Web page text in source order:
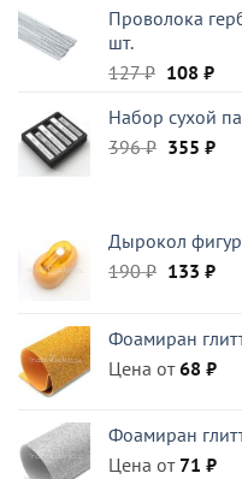
Проволока
шт.
127₽
127 ₽.
108 ₽
Набор сухой
396₽ 355 ₽
Дырокол
190₽
190 ₽.
133 ₽
Фоамиран
Цена от68 ₽
Фоамиран
Цена от 71 ₽